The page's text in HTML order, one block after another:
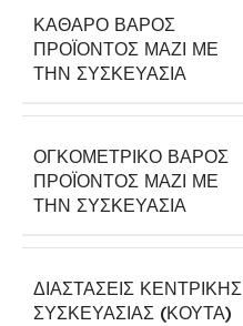
ΚΑΘΑΡΌ ΒΆΡΟΣ
ΠΡΟΪΌΝΤΟΣ ΜΑΖΊ ΜΕ
ΤΗΝ ΣΥΣΚΕΥΑΣΊΑ
ΟΓΚΟΜΕΤΡΙΚΌ ΒΆΡΟΣ
ΠΡΟΪΌΝΤΟΣ ΜΑΖΊ ΜΕ
ΤΗΝ ΣΥΣΚΕΥΑΣΊΑ
ΔΙΑΣΤΆΣΕΙΣ ΚΕΝΤΡΙΚΉΣ
ΣΥΣΚΕΥΑΣΊΑΣ (ΚΟΎΤΑ)